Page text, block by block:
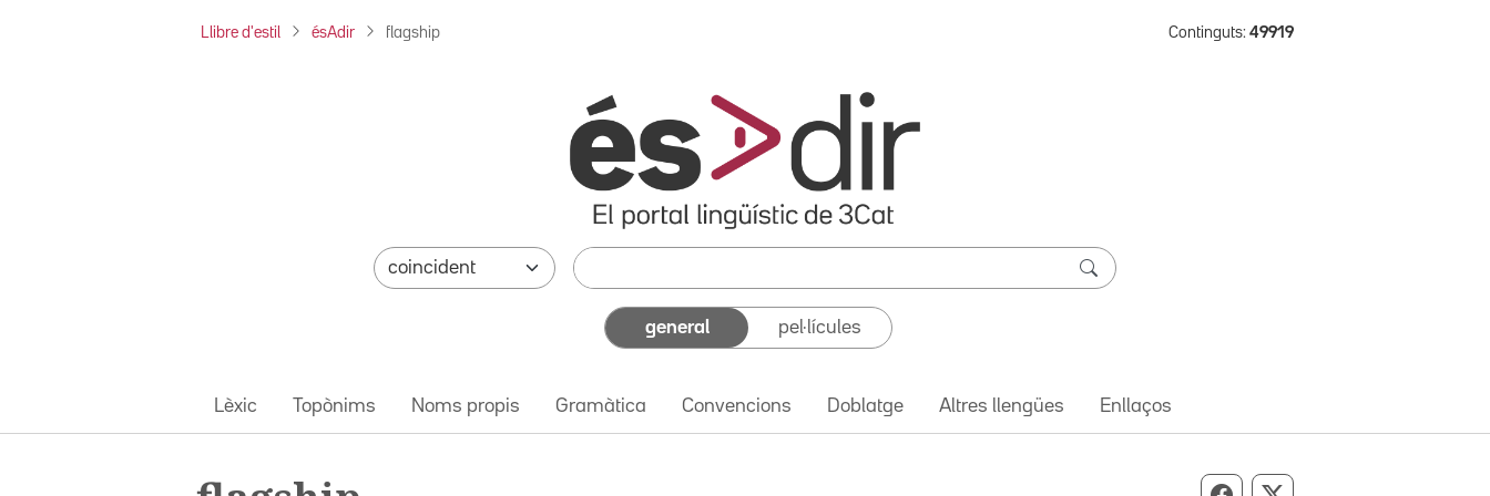
Llibre d'estil ésAdir flagship Continguts: 49919
general pel·lícules
Lèxic Topònims Noms propis Gramàtica Convencions Doblatge Altres llengües Enllaços